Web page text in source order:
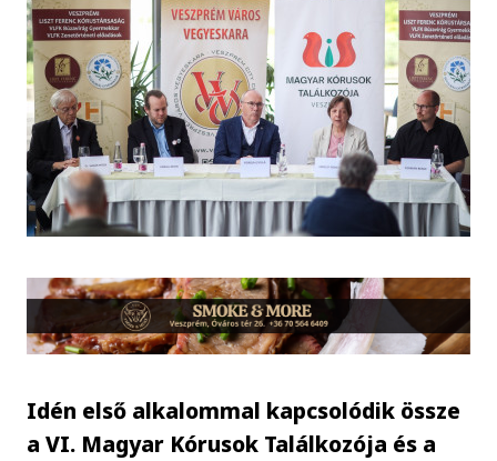
Idén első alkalommal kapcsolódik össze
a VI. Magyar Kórusok Találkozója és a